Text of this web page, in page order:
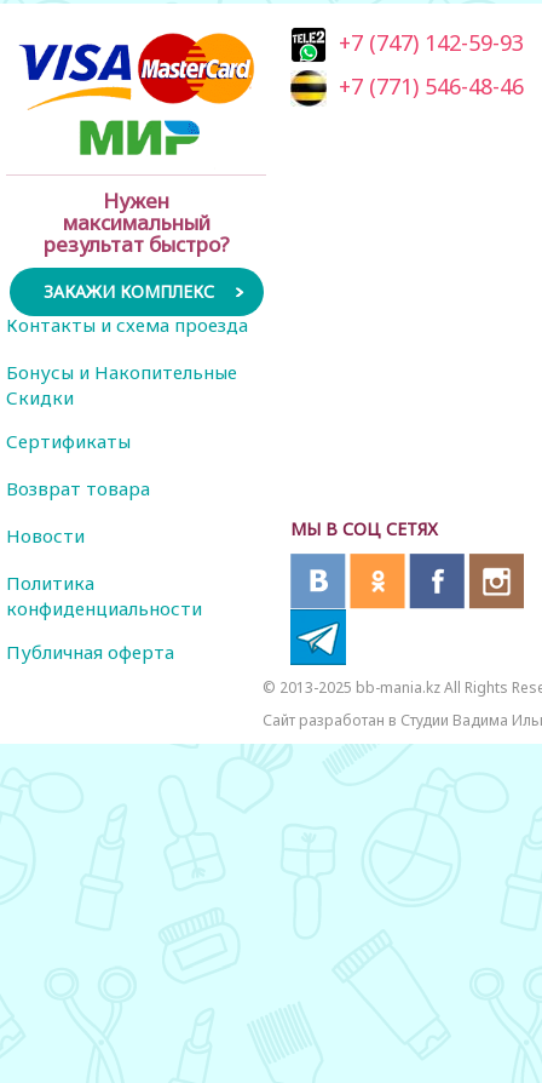
Нужен
максимальный
результат быстро?
ЗАКАЖИ КОМПЛЕКС
+7 (747) 142-59-93
+7 (771) 546-48-46
МЫ В СОЦ СЕТЯХ
Контакты и схема проезда
Бонусы и Накопительные
Скидки
Сертификаты
Возврат товара
Новости
Политика
конфиденциальности
Публичная оферта
© 2013-2025 bb-mania.kz All Rights
Сайт разработан в Студии Вадима